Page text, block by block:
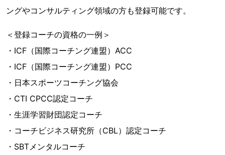
ングやコンサルティング領域の方も登録可能です。
＜登録コーチの資格の一例＞
・ICF（国際コーチング連盟）ACC
・ICF（国際コーチング連盟）PCC
・日本スポーツコーチング協会
・CTI CPCC認定コーチ
・生涯学習財団認定コーチ
・コーチビジネス研究所（CBL）認定コーチ
・SBTメンタルコーチ